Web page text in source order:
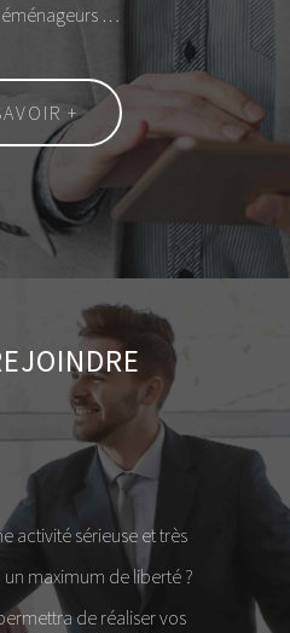
…
+
activité sérieuse et très
maximum de liberté ?
de réaliser vos